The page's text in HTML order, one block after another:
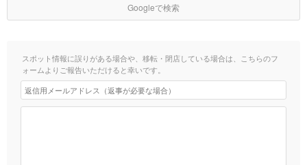
Googleで検索
スポット情報に誤りがある場合や、移転・閉店している場合は、こちらのフ
ォームよりご報告いただけると幸いです。